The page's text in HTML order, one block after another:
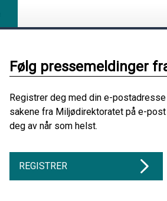
Følg pressemeldinger
Registrer deg med din e-
sakene fra Miljødirektoratet på e-
deg av når som helst.
REGISTRER